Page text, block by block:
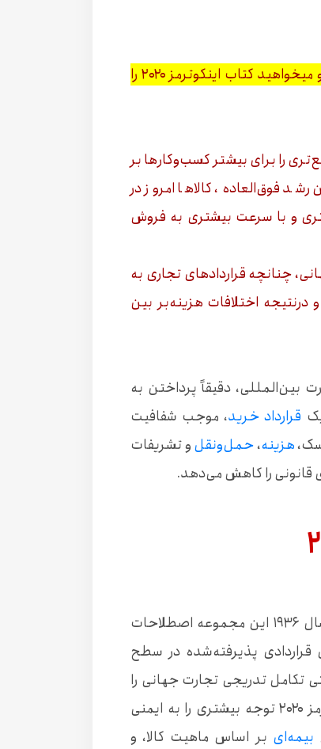
قبل از ادامه مطلب، اگر به این توضیحات نیازی ندارید و میخواهید کتاب اینکوترمز ۲۰۲۰ را
را برای بیشتر کسب‌وکارها بر
فوق‌العاده، کالاها امروز در
و با سرعت بیشتری به فروش
چنانچه قراردادهای تجاری به
اختلافات هزینه‌بر بین
بین‌المللی، دقیقاً پرداختن به
قرارداد خرید، موجب شفافیت
هزینه،حمل‌ونقلو تشریفات
قانونی را کاهش می‌دهد.
از زمانی که اتاق بازرگانی بین‌المللی برای اولین بار در سال ۱۹۳۶ این مجموعه اصطلاحات
قراردادی پذیرفته‌شده در سطح
تکامل تدریجی تجارت جهانی را
بیمه‌ای بر اساس ماهیت کالا، و